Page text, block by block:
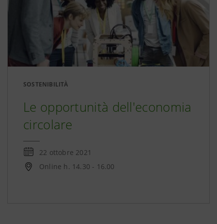
SOSTENIBILITÀ
Le opportunità dell'economia
circolare
22 ottobre 2021
Online h. 14.30 - 16.00